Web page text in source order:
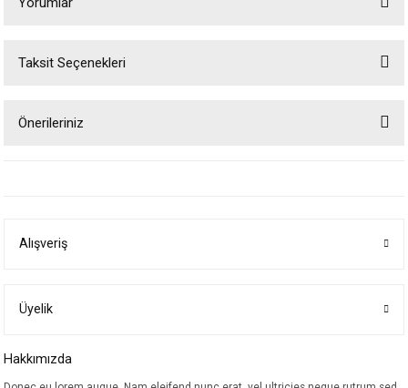
Taksit Seçenekleri
Önerileriniz
Ürün bilgilerinde hatalar bulunuyor.
Bu ürüne benzer farklı alternatifler olmalı.
Alışveriş
Üyelik
Hakkımızda